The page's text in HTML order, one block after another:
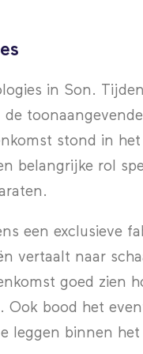
in Son.
stond in
belangrijke rol
een exclusieve
vertaalt naar
goed zien
Ook bood het
leggen binnen